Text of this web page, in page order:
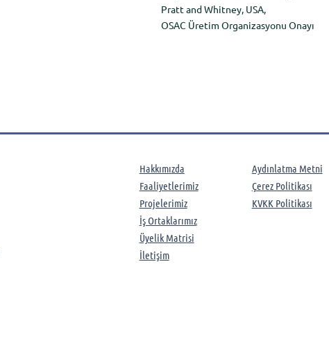
Pratt and Whitney, USA,
OSAC Üretim Organizasyonu Onayı
Hakkımızda
Faaliyetlerimiz​
Projelerimiz
İş Ortaklarımız
Üyelik Matrisi
İletişim
Aydınlatma Metni
Çerez Politikası
KVKK Politikası